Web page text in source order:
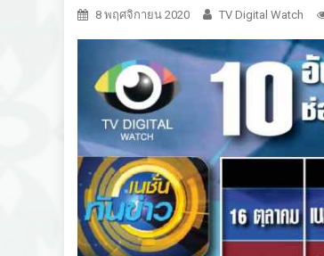
8 พฤศจิกายน 2020 TV Digital Watch